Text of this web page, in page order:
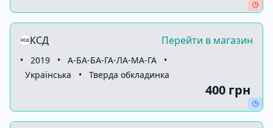
КСД Перейти в магазин
• 2019 • А-БА-БА-ГА-ЛА-МА-ГА
•
Українська
• Тверда обкладинка
400 грн